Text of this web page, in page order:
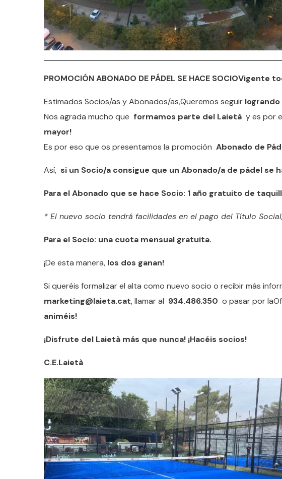
PROMOCIÓN ABONADO DE PÁDEL SE HACE
Estimados Socios/as y Abonados/as,Queremos seguir
Nos agrada mucho que formamos parte del Laietà y es por
mayor!
Es por eso que os presentamos la promoción Abonado de
Así, si un Socio/a consigue que un Abonado/a de pádel se
Para el Abonado que se hace Socio: 1 año gratuito de
* El nuevo socio tendrá facilidades en el pago del Título
Para el Socio: una cuota mensual gratuita.
¡De esta manera, los dos ganan!
Si queréis formalizar el alta como nuevo socio o recibir más
marketing@laieta.cat, llamar al 934.486.350 o pasar por
animéis!
¡Disfrute del Laietà más que nunca! ¡Hacéis socios!
C.E.Laietà